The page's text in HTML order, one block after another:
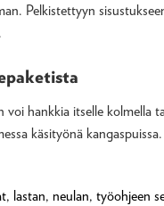
Pelkistettyyn
hankkia itselle
käsityönä
lastan, neulan, työohjeen